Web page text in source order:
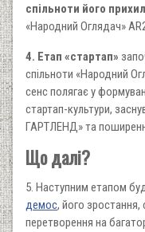
спільноти його
«Народний Оглядач»
4. Етап «стартап»
спільноти «Народний
сенс полягає у
стартап-культури,
ГАРТЛЕНД» та
Що далі?
5. Наступним етапом
демос, його зростання,
перетворення на